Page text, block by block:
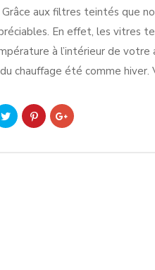
aux filtres teintés que
En effet, les vitres
à l’intérieur de votre
chauffage été comme hiver.